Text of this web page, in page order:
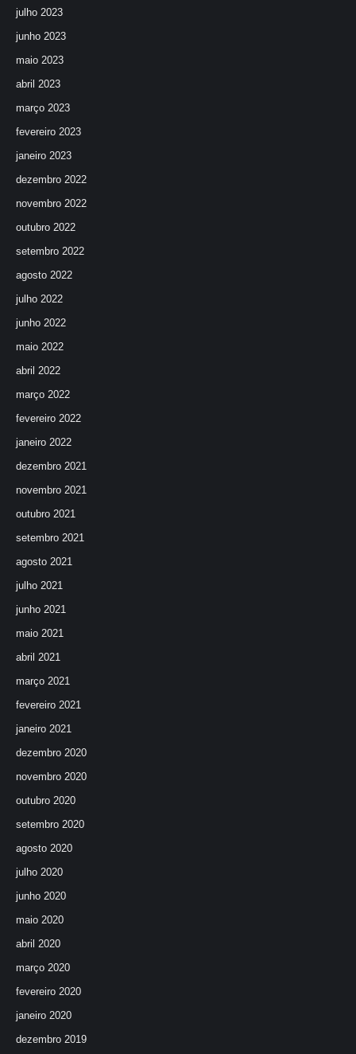
julho 2023
junho 2023
maio 2023
abril 2023
março 2023
fevereiro 2023
janeiro 2023
dezembro 2022
novembro 2022
outubro 2022
setembro 2022
agosto 2022
julho 2022
junho 2022
maio 2022
abril 2022
março 2022
fevereiro 2022
janeiro 2022
dezembro 2021
novembro 2021
outubro 2021
setembro 2021
agosto 2021
julho 2021
junho 2021
maio 2021
abril 2021
março 2021
fevereiro 2021
janeiro 2021
dezembro 2020
novembro 2020
outubro 2020
setembro 2020
agosto 2020
julho 2020
junho 2020
maio 2020
abril 2020
março 2020
fevereiro 2020
janeiro 2020
dezembro 2019